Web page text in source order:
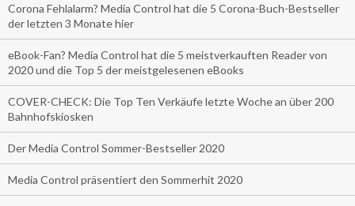
Corona Fehlalarm? Media Control hat die 5 Corona-Buch-Bestseller
der letzten 3 Monate hier
eBook-Fan? Media Control hat die 5 meistverkauften Reader von
2020 und die Top 5 der meistgelesenen eBooks
COVER-CHECK: Die Top Ten Verkäufe letzte Woche an über 200
Bahnhofskiosken
Der Media Control Sommer-Bestseller 2020
Media Control präsentiert den Sommerhit 2020